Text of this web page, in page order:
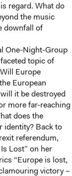
regard. What do
the music
downfall of
One-Night-Group
topic of
Europe
European
it be destroyed
more far-reaching
does the
identity? Back to
referendum,
Lost” on her
“Europe is lost,
victory –